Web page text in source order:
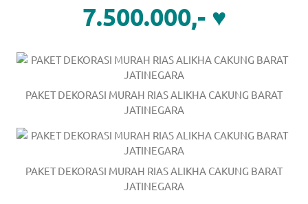
https://www.drugswatches.com
7.500.000,- ♥
PAKET DEKORASI MURAH RIAS ALIKHA CAKUNG BARAT
JATINEGARA
PAKET DEKORASI MURAH RIAS ALIKHA CAKUNG BARAT
JATINEGARA